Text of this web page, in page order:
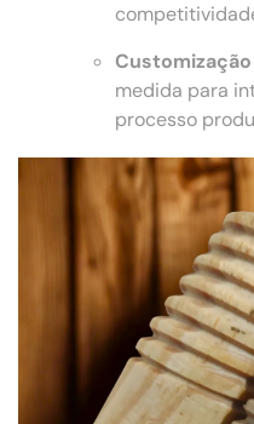
medida para
processo